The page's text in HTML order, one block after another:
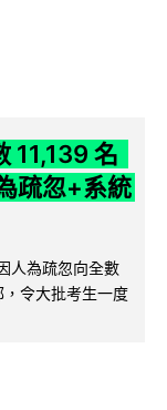
11,139 名
疏忽+系統
人為疏忽向全數
令大批考生一度